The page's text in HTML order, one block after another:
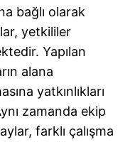
bağlı olarak
yetkililer
Yapılan
alana
yatkınlıkları
zamanda ekip
farklı çalışma